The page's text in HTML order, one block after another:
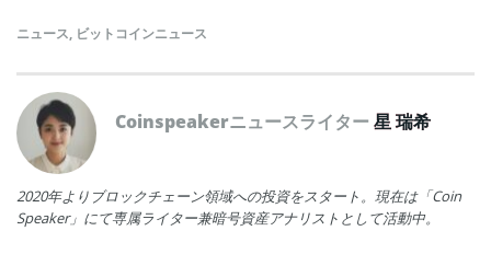
ニュース, ビットコインニュース
Coinspeakerニュースライター星 瑞希
2020年よりブロックチェーン領域への投資をスタート。現在は「Coin
Speaker」にて専属ライター兼暗号資産アナリストとして活動中。